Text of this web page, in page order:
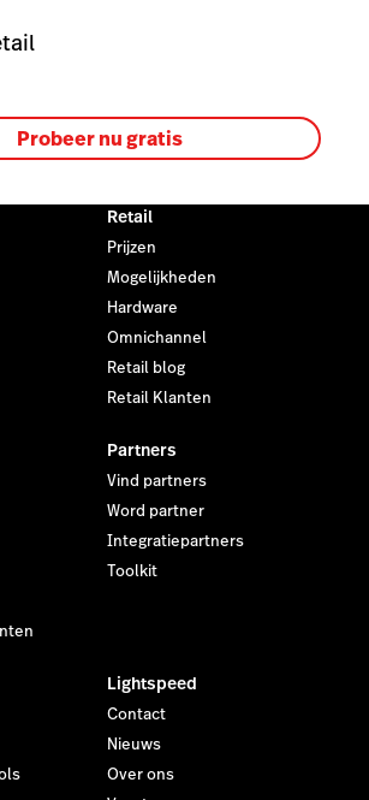
Probeer nu gratis
Retail
Prijzen
Mogelijkheden
Hardware
Omnichannel
Retail blog
Retail Klanten
Partners
Vind partners
Word partner
Integratiepartners
Toolkit
Lightspeed
Contact
Nieuws
Over ons